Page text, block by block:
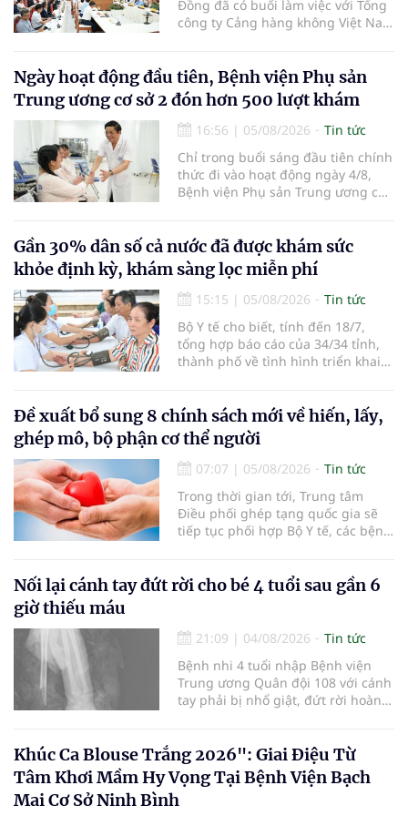
Đồng đã có buổi làm việc với Tổng
công ty Cảng hàng không Việt Nam
tác giữa tỉnh Lâm Đồng và ACV
trong việc phục hồi hoạt động
hàng không, thúc đẩy mở mới các
đường bay nội địa và quốc tế.
Ngày hoạt động đầu tiên, Bệnh viện Phụ sản
Trung ương cơ sở 2 đón hơn 500 lượt khám
16:56 | 05/08/2026
Tin tức
Chỉ trong buổi sáng đầu tiên chính
thức đi vào hoạt động ngày 4/8,
Bệnh viện Phụ sản Trung ương cơ
em bé đầu tiên chào đời.
Gần 30% dân số cả nước đã được khám sức
khỏe định kỳ, khám sàng lọc miễn phí
15:15 | 05/08/2026
Tin tức
Bộ Y tế cho biết, tính đến 18/7,
tổng hợp báo cáo của 34/34 tỉnh,
thành phố về tình hình triển khai
nhận 32.286.360 người, chiếm gần
30% dân số cả nước đã được khám
sức khỏe định kỳ năm nay.
Đề xuất bổ sung 8 chính sách mới về hiến, lấy,
ghép mô, bộ phận cơ thể người
07:07 | 05/08/2026
Tin tức
Trong thời gian tới, Trung tâm
Điều phối ghép tạng quốc gia sẽ
tiếp tục phối hợp Bộ Y tế, các bệnh
cường truyền thông, hoàn thiện
quy trình chuyên môn và hệ thống
hiến và ghép mô tạng.
Nối lại cánh tay đứt rời cho bé 4 tuổi sau gần 6
giờ thiếu máu
21:09 | 04/08/2026
Tin tức
Bệnh nhi 4 tuổi nhập Bệnh viện
Trung ương Quân đội 108 với cánh
tay phải bị nhổ giật, đứt rời hoàn
thương nặng và thời gian thiếu
máu kéo dài, các bác sĩ đã tái lập
tuần hoàn thành công sau ca vi
phẫu kéo dài 3 giờ.
Khúc Ca Blouse Trắng 2026": Giai Điệu Từ
Tâm Khơi Mầm Hy Vọng Tại Bệnh Viện Bạch
Mai Cơ Sở Ninh Bình